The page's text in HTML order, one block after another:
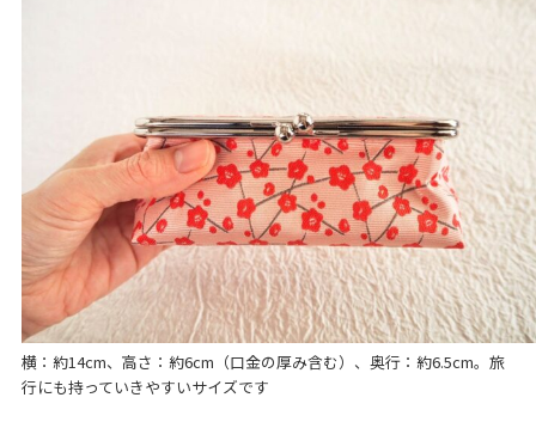
横：約14cm、高さ：約6cm（口金の厚み含む）、奥行：約6.5cm。旅
行にも持っていきやすいサイズです